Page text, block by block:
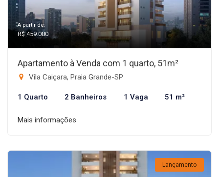
A partir de:
R$ 459.000
Apartamento à Venda com 1 quarto, 51m²
Vila Caiçara, Praia Grande-SP
1 Quarto 2 Banheiros 1 Vaga 51 m²
Mais informações
Lançamento